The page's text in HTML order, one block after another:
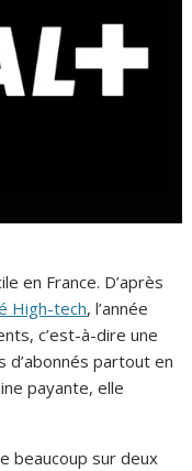
en France. D’après
High-tech, l’année
c’est-à-dire une
d’abonnés partout en
payante, elle
beaucoup sur deux